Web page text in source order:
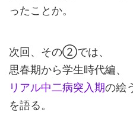
ったことか。
次回、その②では、
思春期から学生時代編、
リアル中二病突入期の絵
を語る。